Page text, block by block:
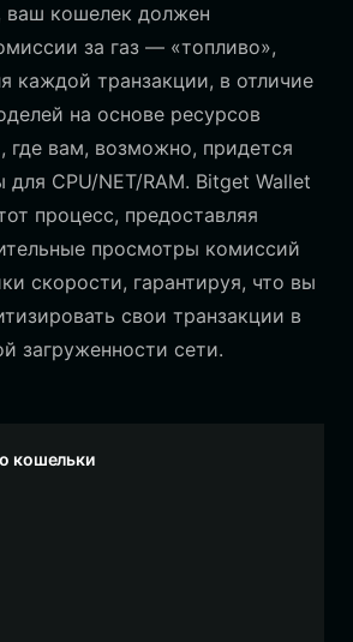
ваш кошелек должен
за газ — «топливо»,
каждой транзакции, в отличие
на основе ресурсов
где вам, возможно, придется
для CPU/NET/RAM. Bitget Wallet
процесс, предоставляя
просмотры комиссий
скорости, гарантируя, что вы
свои транзакции в
загруженности сети.
кошельки